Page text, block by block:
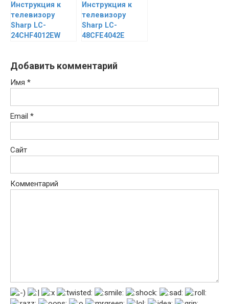
Инструкция к
телевизору
Sharp LC-
24CHF4012EW
Инструкция к
телевизору
Sharp LC-
48CFE4042E
Добавить комментарий
Имя *
Email *
Сайт
Комментарий